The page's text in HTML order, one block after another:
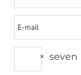
× seven